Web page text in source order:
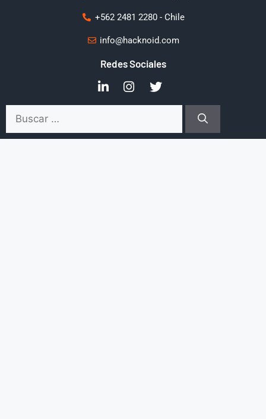
+562 2481 2280 - Chile
info@hacknoid.com
Redes Sociales